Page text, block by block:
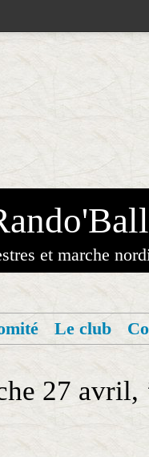
et marche
Le club
27 avril,